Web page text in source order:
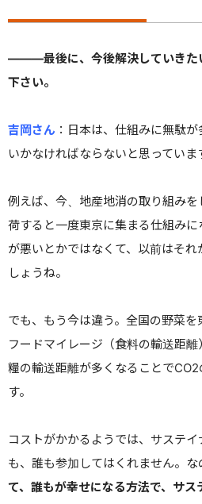
———最後に、今後解決していきた
下さい。
吉岡さん ： 日本は、仕組みに無駄
いかなければならないと思っていま
例えば、今、地産地消の取り組み
荷すると一度東京に集まる仕組み
が悪いとかではなくて、以前はそ
しょうね。
でも、もう今は違う。全国の野菜
フードマイレージ（食料の輸送距
糧の輸送距離が多くなることで
す。
コストがかかるようでは、サステ
も、誰も参加してはくれません。な
て、誰もが幸せになる方法で、サ